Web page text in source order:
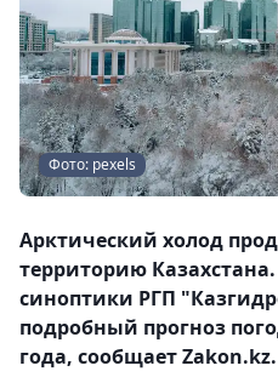
Фото: pexels
Арктический холод
территорию
синоптики РГП
подробный прогноз
года, сообщает Zakon.kz.